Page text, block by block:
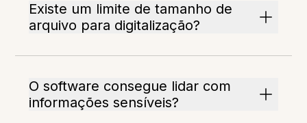
Existe um limite de tamanho de
arquivo para digitalização?
O software consegue lidar com
informações sensíveis?